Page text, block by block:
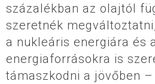
százalékban az olajtól
szeretnék
a nukleáris energiára és
energiaforrásokra is
támaszkodni a jövőben